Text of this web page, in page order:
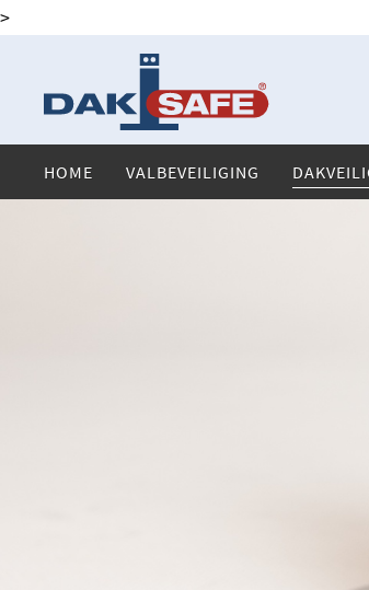
>
HOME VALBEVEILIGING